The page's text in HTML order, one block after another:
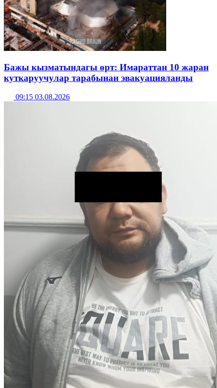
Бажы кызматындагы өрт: Имараттан 10 жаран
куткаруучулар тарабынан эвакуацияланды
09:15 03.08.2026